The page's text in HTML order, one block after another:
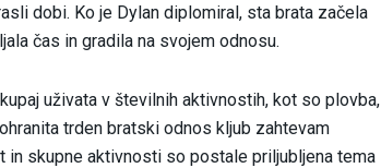
dobi. Ko je Dylan diplomiral, sta brata začela
čas in gradila na svojem odnosu.
uživata v številnih aktivnostih, kot so plovba,
trden bratski odnos kljub zahtevam
skupne aktivnosti so postale priljubljena tema